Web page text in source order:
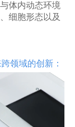
体内动态环境
细胞形态以及
域的创新：